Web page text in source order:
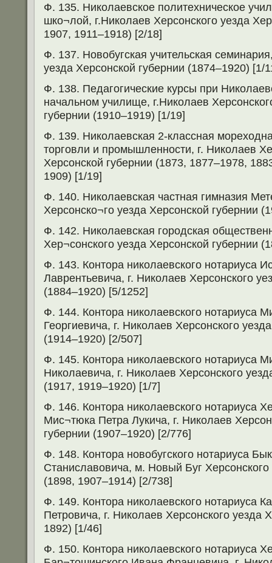
Ф. 135. Николаевское политехническое
шко¬лой, г.Николаев Херсонского уезда
1907, 1911–1918) [2/18]
Ф. 137. Новобугская учительская
уезда Херсонской губернии (1874–1920) [1/
Ф. 138. Педагогические курсы при
начальном училище, г.Николаев
губернии (1910–1919) [1/19]
Ф. 139. Николаевская 2-классная
торговли и промышленности, г. Николаев
Херсонской губернии (1873, 1877–1978,
1909) [1/19]
Ф. 140. Николаевская частная гимназия
Херсонско¬го уезда Херсонской губернии
Ф. 142. Николаевская городская
Хер¬сонского уезда Херсонской губернии
Ф. 143. Контора николаевского нотариуса
Лаврентьевича, г. Николаев Херсонского
(1884–1920) [5/1252]
Ф. 144. Контора николаевского нотариуса
Георгиевича, г. Николаев Херсонского
(1914–1920) [2/507]
Ф. 145. Контора николаевского нотариуса
Николаевича, г. Николаев Херсонского
(1917, 1919–1920) [1/7]
Ф. 146. Контора николаевского нотариуса
Мис¬тюка Петра Лукича, г. Николаев
губернии (1907–1920) [2/776]
Ф. 148. Контора новобугского нотариуса
Станиславовича, м. Новый Буг Херсонского
(1898, 1907–1914) [2/738]
Ф. 149. Контора николаевского нотариуса
Петровича, г. Николаев Херсонского уезда
1892) [1/46]
Ф. 150. Контора николаевского нотариуса